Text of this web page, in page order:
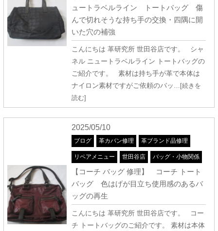
ュートラベルライン トートバッグ 傷
んで切れそうな持ち手の交換・四隅に開
いた穴の補強
こんにちは 革研究所 世田谷店です。 シャ
ネル ニュートラベルライン トートバッグの
ご紹介です。 素材は持ち手が革で本体は
ナイロン素材ですがご依頼のバッ …[続きを
読む]
2025/05/10
ブログ 革カバン修理 革ブランド品修理
リペアメニュー 世田谷店 バッグ・小物関係
【コーチ バッグ 修理】 コーチ トート
バッグ 色はげが目立ち使用感のあるバ
ッグの再生
こんにちは 革研究所 世田谷店です。 コー
チ トートバッグのご紹介です。 素材は本体